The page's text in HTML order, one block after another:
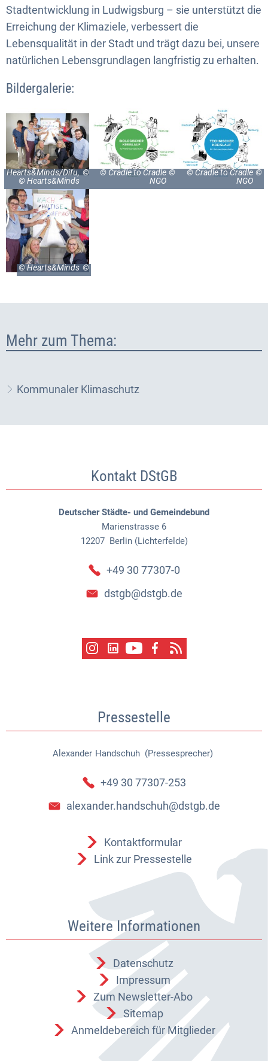
Stadtentwicklung in Ludwigsburg – sie unterstützt die
Erreichung der Klimaziele, verbessert die
Lebensqualität in der Stadt und trägt dazu bei, unsere
natürlichen Lebensgrundlagen langfristig zu erhalten.
Bildergalerie:
Hearts&Minds/Difu,
© Hearts&Minds
© Cradle to Cradle
NGO
© Cradle to Cradle
NGO
© Hearts&Minds
Mehr zum Thema:
Kommunaler Klimaschutz
Kontakt DStGB
Deutscher Städte- und Gemeindebund
Marienstrasse 6
12207 Berlin (Lichterfelde)
+49 30 77307-0
dstgb@dstgb.de
Pressestelle
Alexander Handschuh (Pressesprecher)
Alexander Handschuh
+49 30 77307-253
alexander.handschuh@dstgb.de
Kontaktformular
Link zur Pressestelle
Weitere Informationen
Datenschutz
Impressum
Zum Newsletter-Abo
Sitemap
Anmeldebereich für Mitglieder